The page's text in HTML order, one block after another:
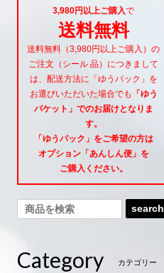
3,980円以上ご購入で
送料無料
送料無料（3,980円以上ご購入）の
ご注文（シール 品）につきまして
は、配送方法に「ゆうパック」を
お選びいただいた場合でも
「ゆう
パケット」でのお届けとなりま
す。
「ゆうパック」をご希望の方は
オプション「あんしん便」 を
ご購入ください。
search
Category カテゴリー